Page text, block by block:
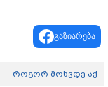
გაზიარება
როგორ მოხვდე აქ